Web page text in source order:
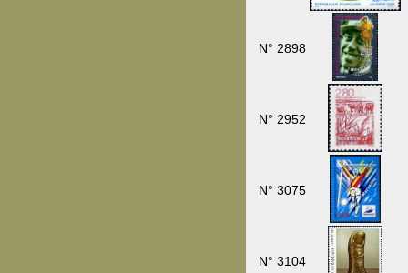
N° 2898
N° 2952
N° 3075
N° 3104